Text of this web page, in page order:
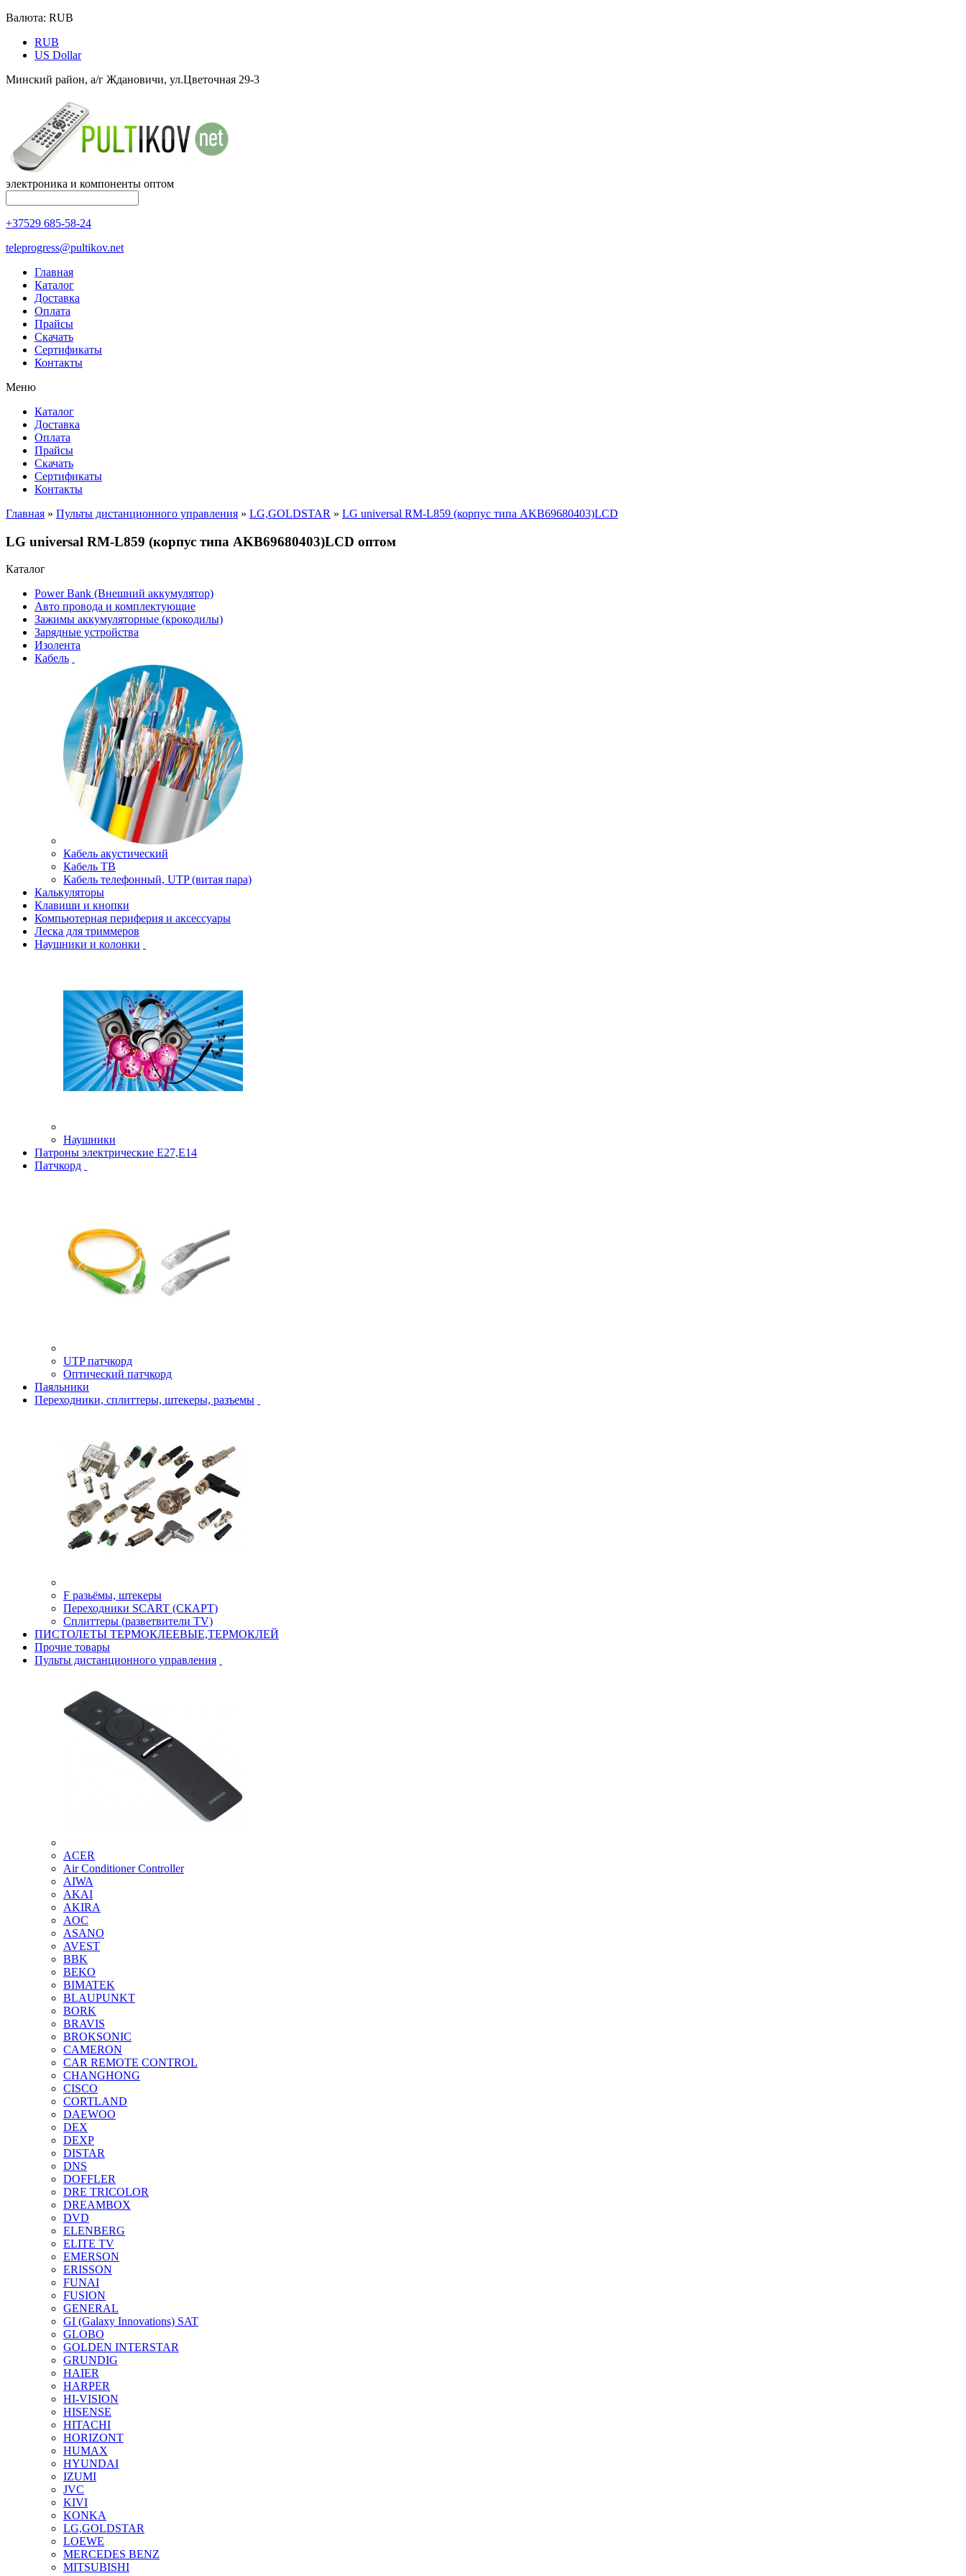
Валюта: RUB
RUB
US Dollar
Минский район, а/г Ждановичи, ул.Цветочная 29-3
электроника и компоненты оптом
+37529 685-58-24
teleprogress@pultikov.net
Главная
Каталог
Доставка
Оплата
Прайсы
Cкачать
Сертификаты
Контакты
Меню
Каталог
Доставка
Оплата
Прайсы
Cкачать
Сертификаты
Контакты
Главная » Пульты дистанционного управления » LG,GOLDSTAR » LG universal RM-L859 (корпус типа AKB69680403)LCD
LG universal RM-L859 (корпус типа AKB69680403)LCD оптом
Каталог
Power Bank (Внешний аккумулятор)
Авто провода и комплектующие
Зажимы аккумуляторные (крокодилы)
Зарядные устройства
Изолента
Кабель
Кабель акустический
Кабель ТВ
Кабель телефонный, UTP (витая пара)
Калькуляторы
Клавиши и кнопки
Компьютерная периферия и аксессуары
Леска для триммеров
Наушники и колонки
Наушники
Патроны электрические Е27,Е14
Патчкорд
UTP патчкорд
Оптический патчкорд
Паяльники
Переходники, сплиттеры, штекеры, разъемы
F разьёмы, штекеры
Переходники SCART (СКАРТ)
Сплиттеры (разветвители TV)
ПИСТОЛЕТЫ ТЕРМОКЛЕЕВЫЕ,ТЕРМОКЛЕЙ
Прочие товары
Пульты дистанционного управления
ACER
Air Conditioner Controller
AIWA
AKAI
AKIRA
AOC
ASANO
AVEST
BBK
BEKO
BIMATEK
BLAUPUNKT
BORK
BRAVIS
BROKSONIC
CAMERON
CAR REMOTE CONTROL
CHANGHONG
CISCO
CORTLAND
DAEWOO
DEX
DEXP
DISTAR
DNS
DOFFLER
DRE TRICOLOR
DREAMBOX
DVD
ELENBERG
ELITE TV
EMERSON
ERISSON
FUNAI
FUSION
GENERAL
GI (Galaxy Innovations) SAT
GLOBO
GOLDEN INTERSTAR
GRUNDIG
HAIER
HARPER
HI-VISION
HISENSE
HITACHI
HORIZONT
HUMAX
HYUNDAI
IZUMI
JVC
KIVI
KONKA
LG,GOLDSTAR
LOEWE
MERCEDES BENZ
MITSUBISHI